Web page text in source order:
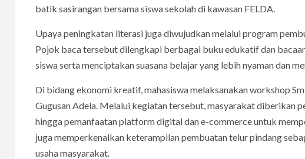
batik sasirangan bersama siswa sekolah di kawasan FELDA.
Upaya peningkatan literasi juga diwujudkan melalui program
Pojok baca tersebut dilengkapi berbagai buku edukatif dan
siswa serta menciptakan suasana belajar yang lebih nyaman dan
Di bidang ekonomi kreatif, mahasiswa melaksanakan workshop
Gugusan Adela. Melalui kegiatan tersebut, masyarakat diberikan
hingga pemanfaatan platform digital dan e-commerce untuk
juga memperkenalkan keterampilan pembuatan telur pindang
usaha masyarakat.